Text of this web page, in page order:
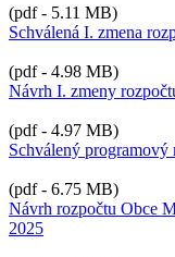
(pdf - 5.11 MB)
Schválená I. zmena
(pdf - 4.98 MB)
Návrh I. zmeny
(pdf - 4.97 MB)
Schválený programový
(pdf - 6.75 MB)
Návrh rozpočtu Obce
2025